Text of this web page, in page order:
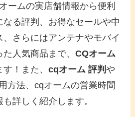
ームの実店舗情報から便利
る評判、お得なセールや中
さらにはアンテナやモバイ
た人気商品まで、CQオーム
す！また、cqオーム 評判や
方法、cqオームの営業時間
詳しく紹介します。